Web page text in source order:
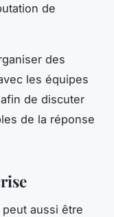
de
des
les équipes
de discuter
de la réponse
aussi être